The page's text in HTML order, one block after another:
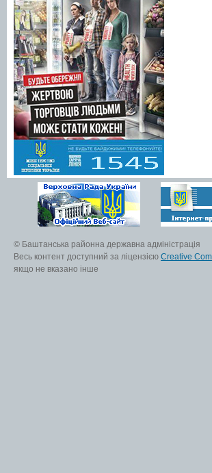
© Баштанська районна державна адміністрація
Весь контент доступний за ліцензією Creative
якщо не вказано інше